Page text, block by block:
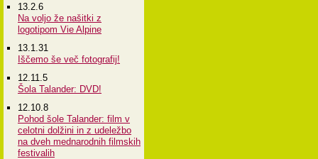
13.2.6
Na voljo že našitki z
logotipom Vie Alpine
13.1.31
Iščemo še več fotografij!
12.11.5
Šola Talander: DVD!
12.10.8
Pohod šole Talander: film v
celotni dolžini in z udeležbo
na dveh mednarodnih filmskih
festivalih